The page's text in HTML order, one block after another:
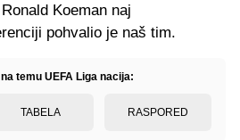
Koeman naj
pohvalio je naš tim.
temu UEFA Liga nacija:
TABELA RASPORED